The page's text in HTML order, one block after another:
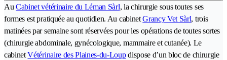
AuCabinet vétérinaire du Léman Sàrl, la chirurgie sous toutes ses
formes est pratiquée au quotidien. Au cabinetGrancy Vet Sàrl, trois
matinées par semaine sont réservées pour les opérations de toutes sortes
(chirurgie abdominale, gynécologique, mammaire et cutanée). Le
cabinetVétérinaire des Plaines-du-Loupdispose d’un bloc de chirurgie